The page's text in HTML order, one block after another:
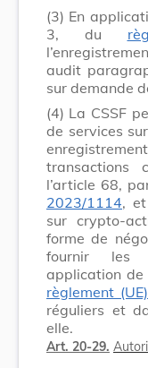
(3) En
3, du
audit
sur demande
(4) La CSSF
de services
transactions
l’article 68,
2023/1114,
sur crypto-
forme de
fournir les
application de
règlement
réguliers et
elle.
Art. 20-29.